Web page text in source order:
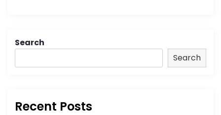
Search
Search
Recent Posts